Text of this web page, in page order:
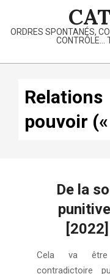
content
ORDRES SPONTANÉS,
CONTRÔLE…
Primary
pouvoir
De la
06-
Cela va être
contradictoire